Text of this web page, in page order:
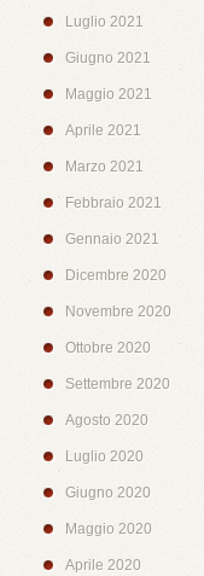
Luglio 2021
Giugno 2021
Maggio 2021
Aprile 2021
Marzo 2021
Febbraio 2021
Gennaio 2021
Dicembre 2020
Novembre 2020
Ottobre 2020
Settembre 2020
Agosto 2020
Luglio 2020
Giugno 2020
Maggio 2020
Aprile 2020